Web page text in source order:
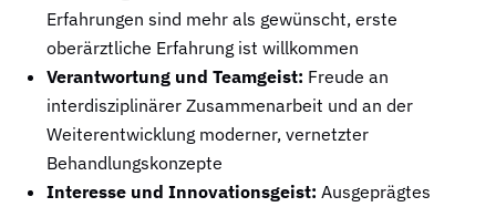
Erfahrungen sind mehr als gewünscht, erste
oberärztliche Erfahrung ist willkommen
Verantwortung und Teamgeist: Freude an
interdisziplinärer Zusammenarbeit und an der
Weiterentwicklung moderner, vernetzter
Behandlungskonzepte
Interesse und Innovationsgeist: Ausgeprägtes